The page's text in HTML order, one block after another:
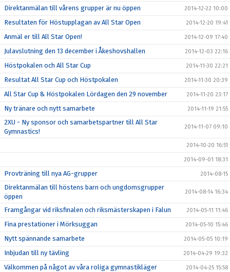
Direktanmälan till vårens grupper är nu öppen 2014-12-22 10:00
Resultaten för Höstupplagan av All Star Open 2014-12-20 19:41
Anmäl er till All Star Open! 2014-12-09 17:40
Julavslutning den 13 december i Åkeshovshallen 2014-12-03 22:16
Höstpokalen och All Star Cup 2014-11-30 22:21
Resultat All Star Cup och Höstpokalen 2014-11-30 20:39
All Star Cup & Höstpokalen Lördagen den 29 november 2014-11-20 23:17
Ny tränare och nytt samarbete 2014-11-19 21:55
2XU - Ny sponsor och samarbetspartner till All Star
Gymnastics!
2014-11-07 09:10
2014-10-20 16:51
2014-09-01 18:31
Provträning till nya AG-grupper 2014-08-15
Direktanmälan till höstens barn och ungdomsgrupper
öppen
2014-08-14 16:34
Framgångar vid riksfinalen och riksmästerskapen i Falun 2014-05-11 11:46
Fina prestationer i Mörksuggan 2014-05-10 15:46
Nytt spännande samarbete 2014-05-05 10:19
Inbjudan till ny tävling 2014-04-29 19:32
Välkommen på något av våra roliga gymnastikläger 2014-04-25 15:58